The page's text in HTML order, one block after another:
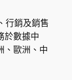
行銷及銷售
於數據中
、歐洲、中